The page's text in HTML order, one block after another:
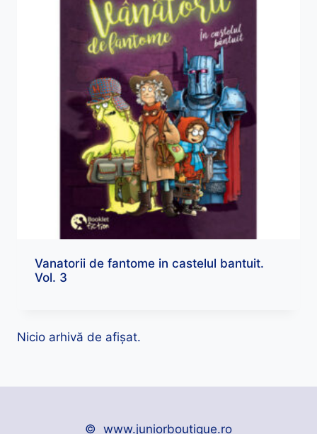
Vanatorii de fantome in castelul bantuit.
Vol. 3
Nicio arhivă de afișat.
© www.juniorboutique.ro